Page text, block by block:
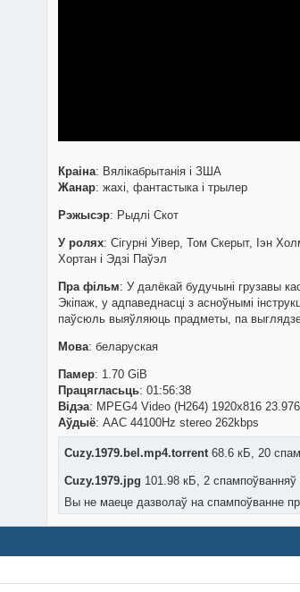
Краіна: Вялікабрытанія і ЗША
Жанар: жахі, фантастыка і трылер
Рэжысэр: Рыдлі Скот
У ролях: Сігурні Уівер, Том Скерыт, Іэн
Хортан і Эдзі Паўэл
Пра фільм: У далёкай будучыні грузавы
Экіпаж, у адпаведнасці з асноўнымі
паўсюль выяўляюць прадметы, па выглядзе
Мова: беларуская
Памер: 1.70 GiB
Працягласьць: 01:56:38
Відэа: MPEG4 Video (H264) 1920x816
Аўдыё: AAC 44100Hz stereo 262kbps
Cuzy.1979.bel.mp4.torrent 68.6 кБ, 20
Cuzy.1979.jpg 101.98 кБ, 2 спампоўванняў
Вы не маеце дазволаў на спампоўванне